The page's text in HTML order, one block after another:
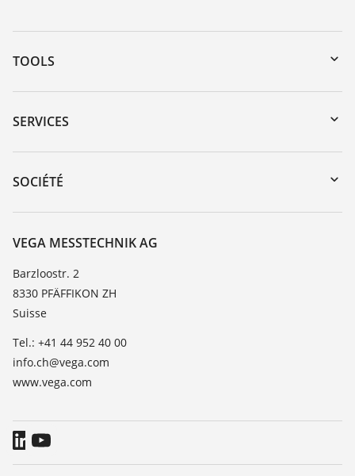
TOOLS
Téléchargements
Recherche par numéro de série
DTM Collection/PACTware
SERVICES
Retour d'appareil
Formations
TeamViewer
SOCIÉTÉ
À propos de VEGA
Contact
News
Presse
Blog
VEGA MESSTECHNIK AG
Barzloostr. 2
8330 PFÄFFIKON ZH
Suisse
Tel.: +41 44 952 40 00
info.ch@vega.com
www.vega.com